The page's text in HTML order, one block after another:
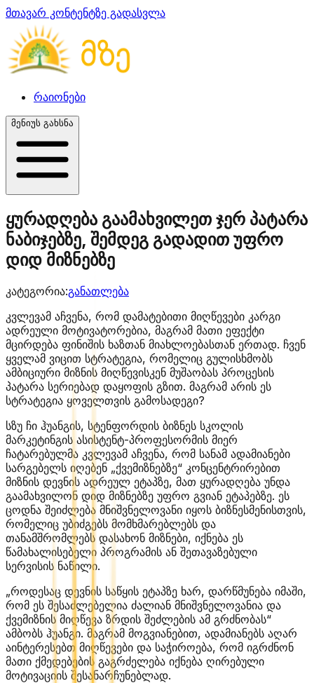
მთავარ კონტენტზე გადასვლა
რაიონები
მენიუს გახსნა
ყურადღება გაამახვილეთ ჯერ პატარა
ნაბიჯებზე, შემდეგ გადადით უფრო
დიდ მიზნებზე
კატეგორია:განათლება
კვლევამ აჩვენა, რომ დამატებითი მიღწევები კარგი
ადრეული მოტივატორებია, მაგრამ მათი ეფექტი
მცირდება ფინიშის ხაზთან მიახლოებასთან ერთად. ჩვენ
ყველამ ვიცით სტრატეგია, რომელიც გულისხმობს
ამბიციური მიზნის მიღწევისკენ მუშაობას პროცესის
პატარა სერიებად დაყოფის გზით. მაგრამ არის ეს
სტრატეგია ყოველთვის გამოსადეგი?
სზუ ჩი ჰუანგის, სტენფორდის ბიზნეს სკოლის
მარკეტინგის ასისტენტ-პროფესორმის მიერ
ჩატარებულმა კვლევამ აჩვენა, რომ სანამ ადამიანები
სარგებელს იღებენ „ქვემიზნებზე“ კონცენტრირებით
მიზნის დევნის ადრეულ ეტაპზე, მათ ყურადღება უნდა
გაამახვილონ დიდ მიზნებზე უფრო გვიან ეტაპებზე. ეს
ცოდნა შეიძლება მნიშვნელოვანი იყოს ბიზნესმენისთვის,
რომელიც უბიძგებს მომხმარებლებს და
თანამშრომლებს დასახონ მიზნები, იქნება ეს
წამახალისებელი პროგრამის ან შეთავაზებული
სერვისის ნაწილი.
„როდესაც დევნის საწყის ეტაპზე ხარ, დარწმუნება იმაში,
რომ ეს შესაძლებელია ძალიან მნიშვნელოვანია და
ქვემიზნის მიღწევა ზრდის შეძლების ამ გრძნობას“
ამბობს ჰუანგი. მაგრამ მოგვიანებით, ადამიანებს აღარ
აინტერესებთ მიღწევები და საჭიროება, რომ იგრძნონ
მათი ქმედებების გაგრძელება იქნება ღირებული
მოტივაციის შესანარჩუნებლად.